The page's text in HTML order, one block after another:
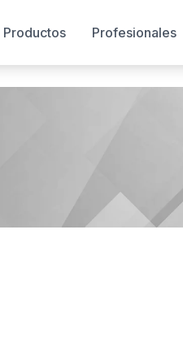
Productos Profesionales